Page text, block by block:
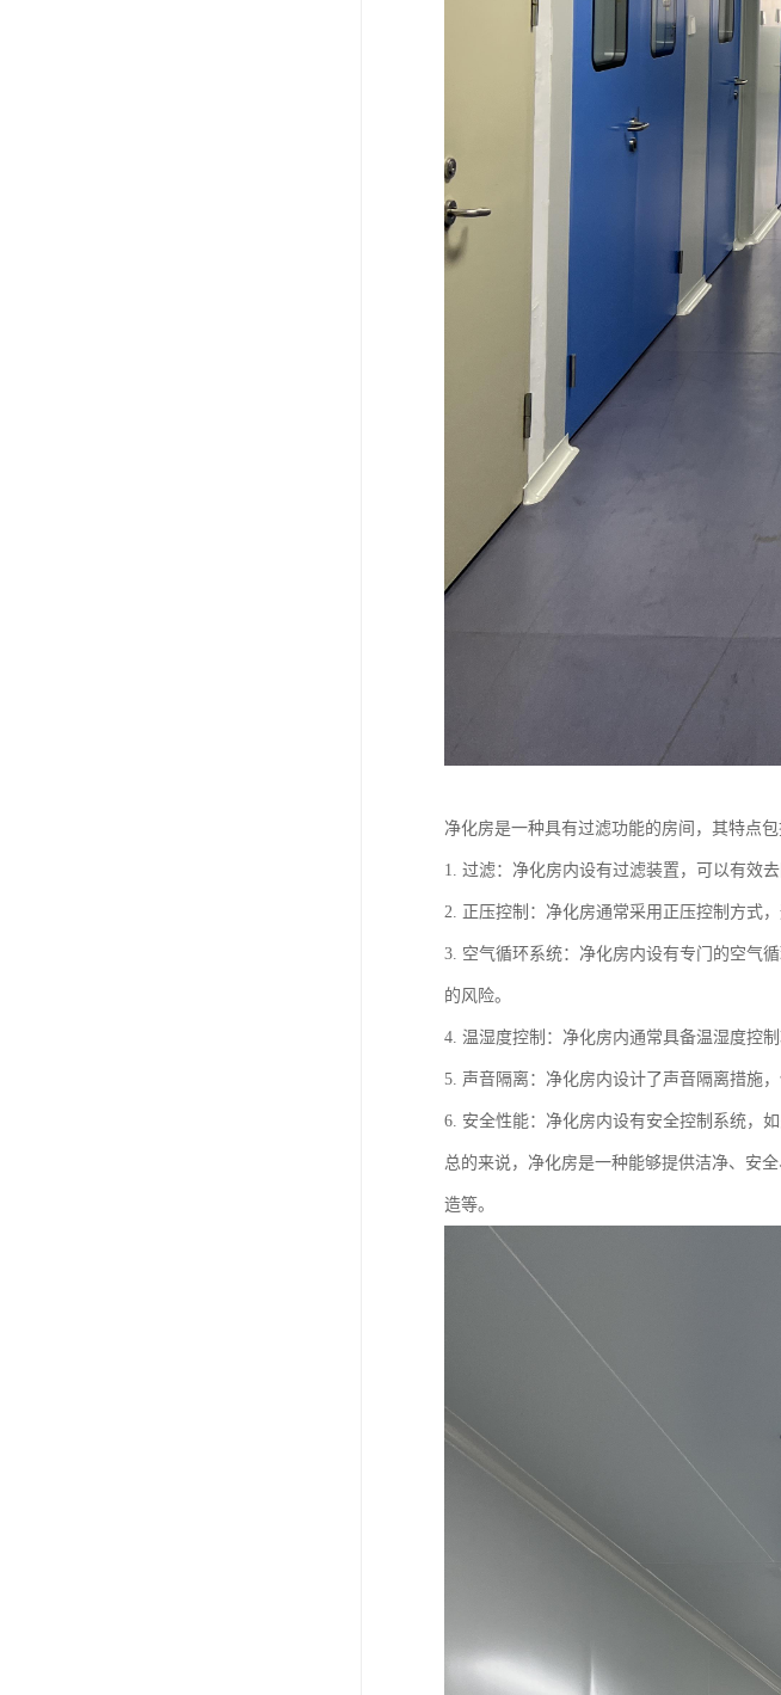
净化房是一种具有过滤功能的房间，其特点包
1. 过滤：净化房内设有过滤装置，可以有效
2. 正压控制：净化房通常采用正压控制方式
3. 空气循环系统：净化房内设有专门的空气
的风险。
4. 温湿度控制：净化房内通常具备温湿度控
5. 声音隔离：净化房内设计了声音隔离措施
6. 安全性能：净化房内设有安全控制系统，
总的来说，净化房是一种能够提供洁净、安
造等。